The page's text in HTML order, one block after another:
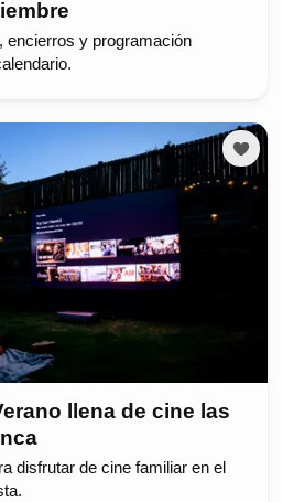
encierros y programación
llena de cine las
disfrutar de cine familiar en el